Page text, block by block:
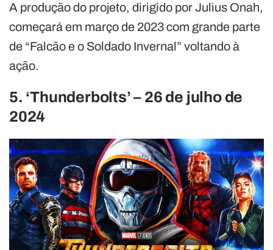
A produção do projeto, dirigido por Julius Onah,
começará em março de 2023 com grande parte
de “Falcão e o Soldado Invernal” voltando à
ação.
5. ‘Thunderbolts’– 26 de julho de
2024